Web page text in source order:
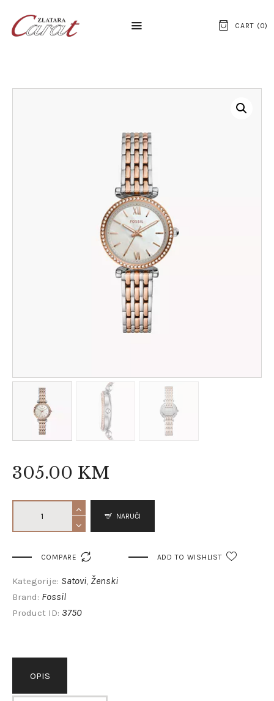
CART (0)
NASLOVNA
KONTAKT
SREBRNI NAKIT
ZLATNI NAKIT
305.00 KM
NARUČI
COMPARE  ADD TO WISHLIST
Kategorije: Satovi, Ženski
Brand: Fossil
Product ID: 3750
OPIS